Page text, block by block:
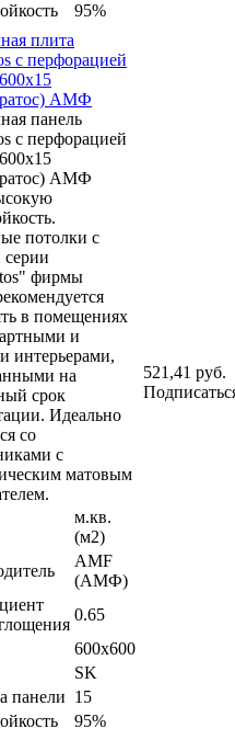
95%
плита
с перфорацией
АМФ
панель
с перфорацией
АМФ
потолки с
фирмы
в помещениях
и
интерьерами,
на
срок
Идеально
со
с
матовым
м.кв.
(м2)
AMF
(АМФ)
0.65
600x600
SK
панели 15
95%
521,41 руб.